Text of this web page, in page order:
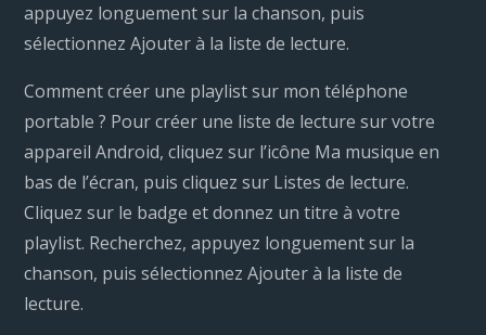
appuyez longuement sur la chanson, puis
sélectionnez Ajouter à la liste de lecture.
Comment créer une playlist sur mon téléphone
portable ? Pour créer une liste de lecture sur votre
appareil Android, cliquez sur l’icône Ma musique en
bas de l’écran, puis cliquez sur Listes de lecture.
Cliquez sur le badge et donnez un titre à votre
playlist. Recherchez, appuyez longuement sur la
chanson, puis sélectionnez Ajouter à la liste de
lecture.